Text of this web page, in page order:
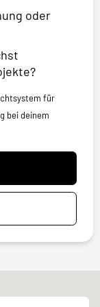
oder
für
bei deinem